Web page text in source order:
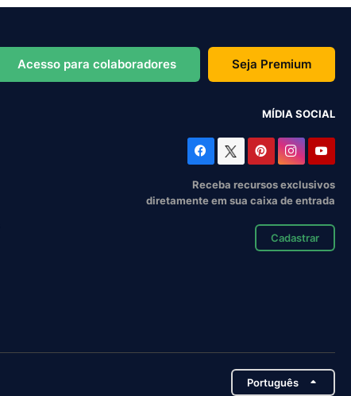
Acesso para colaboradores Seja Premium
MÍDIA SOCIAL
Receba recursos exclusivos
diretamente em sua caixa de entrada
Cadastrar
Português